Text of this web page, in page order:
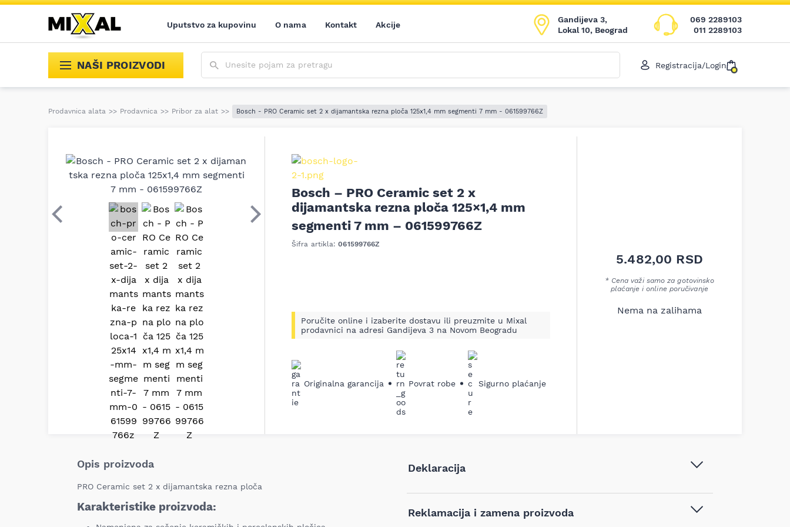
Uputstvo za kupovinu O nama Kontakt Akcije
Gandijeva 3,
Lokal 10, Beograd
069 2289103
011 2289103
NAŠI PROIZVODI Registracija/Login
Prodavnica alata >> Prodavnica >> Pribor za alat >> Bosch - PRO Ceramic set 2 x dijamantska rezna ploča 125x1,4 mm segmenti 7 mm - 061599766Z
Prethodni Sledeći
Bosch – PRO Ceramic set 2 x
dijamantska rezna ploča 125×1,4 mm
segmenti 7 mm – 061599766Z
Šifra artikla:061599766Z
Poručite online i izaberite dostavu ili preuzmite u Mixal
prodavnici na adresi Gandijeva 3 na Novom Beogradu
Originalna garancija Povrat robe Sigurno plaćanje
5.482,00 RSD
* Cena važi samo za gotovinsko
plaćanje i online poručivanje
Nema na zalihama
Opis proizvoda
PRO Ceramic set 2 x dijamantska rezna ploča
Karakteristike proizvoda:
Deklaracija
dijamantska rezna ploča 125x1,4 mm
Reklamacija i zamena proizvoda